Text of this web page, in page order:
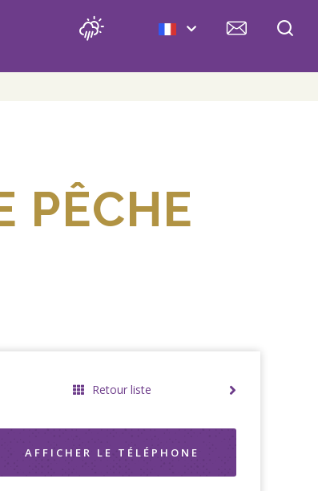
PÊCHE
Retour liste
AFFICHER LE TÉLÉPHONE